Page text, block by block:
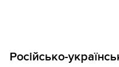
Російсько-